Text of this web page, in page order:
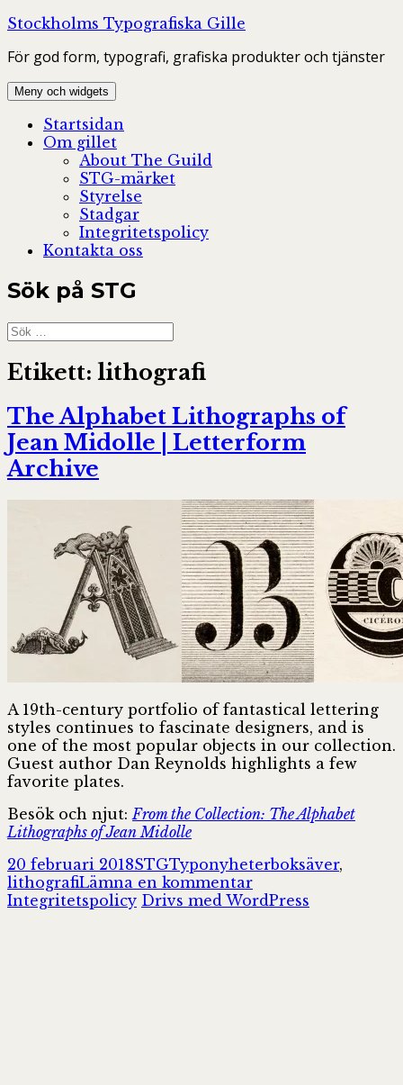
Hoppa
innehåll
Stockholms Typografiska Gille
För god form, typografi, grafiska produkter och tjänster
Meny och widgets
Startsidan
Om gillet
About The Guild
STG-märket
Styrelse
Stadgar
Integritetspolicy
Kontakta oss
Sök på STG
Sök
efter:
Etikett: lithografi
The Alphabet Lithographs of
Jean Midolle | Letterform
Archive
A 19th-century portfolio of fantastical lettering
styles continues to fascinate designers, and is
one of the most popular objects in our collection.
Guest author Dan Reynolds highlights a few
favorite plates.
Besök och njut: From the Collection: The Alphabet
Lithographs of Jean Midolle
Postat
20 februari 2018Författare
STGKategorier
TyponyheterTaggar
boksäver,
lithografiLämna en kommentartill
The
Integritetspolicy Drivs med WordPress